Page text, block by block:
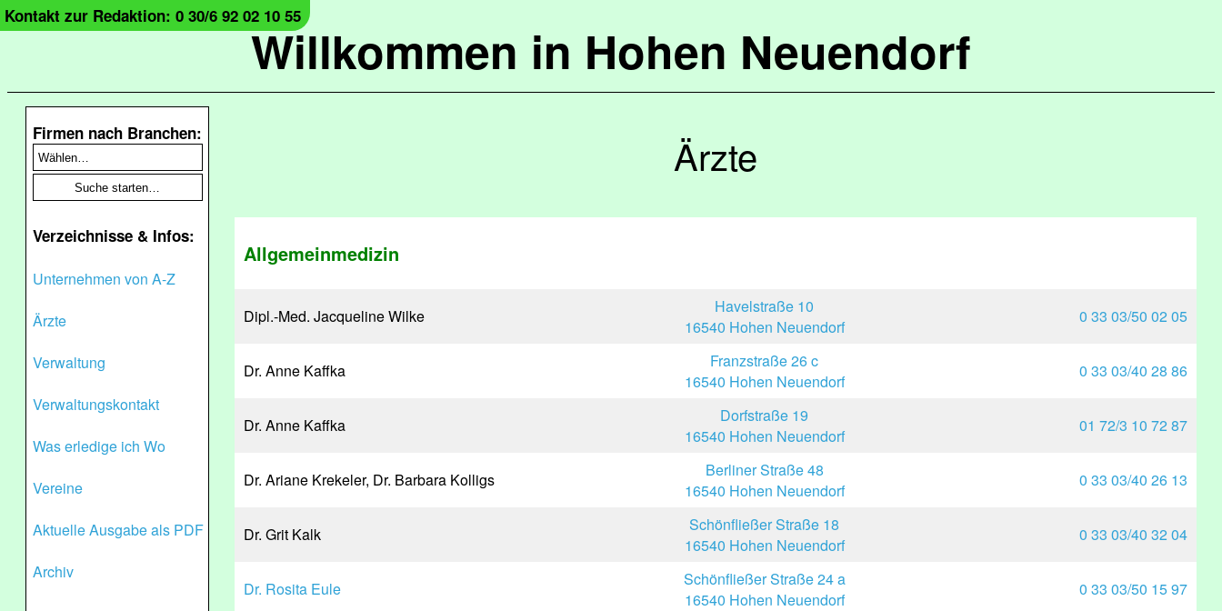
Willkommen in Hohen Neuendorf
Kontakt zur Redaktion: 0 30/6 92 02 10 55
Firmen nach Branchen:
Verzeichnisse & Infos:
Unternehmen von A-Z
Ärzte
Verwaltung
Verwaltungskontakt
Was erledige ich Wo
Vereine
Aktuelle Ausgabe als PDF
Archiv
Ärzte
Allgemeinmedizin
Dipl.-Med. Jacqueline Wilke
Havelstraße 10
16540 Hohen Neuendorf
0 33 03/50 02 05
Dr. Anne Kaffka
Franzstraße 26 c
16540 Hohen Neuendorf
0 33 03/40 28 86
Dr. Anne Kaffka
Dorfstraße 19
16540 Hohen Neuendorf
01 72/3 10 72 87
Dr. Ariane Krekeler, Dr. Barbara Kolligs
Berliner Straße 48
16540 Hohen Neuendorf
0 33 03/40 26 13
Dr. Grit Kalk
Schönfließer Straße 18
16540 Hohen Neuendorf
0 33 03/40 32 04
Dr. Rosita Eule
Schönfließer Straße 24 a
16540 Hohen Neuendorf
0 33 03/50 15 97